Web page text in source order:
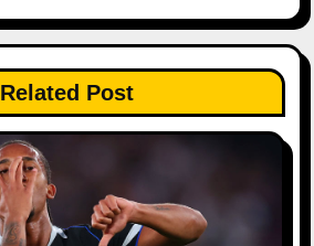
Related Post